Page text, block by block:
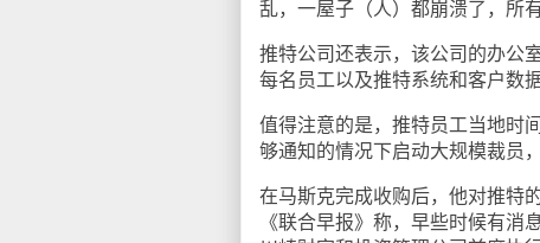
乱，一屋子（人）都崩溃了，所
推特公司还表示，该公司的办公
每名员工以及推特系统和客户数据
值得注意的是，推特员工当地时
够通知的情况下启动大规模裁员
在马斯克完成收购后，他对推特
《联合早报》称，早些时候有消